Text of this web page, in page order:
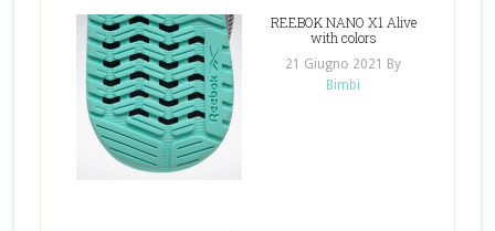
REEBOK NANO X1 Alive
with colors
21 Giugno 2021 By
Bimbi